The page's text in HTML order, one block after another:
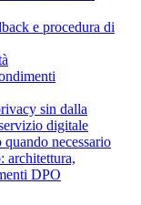
e procedura di
sin dalla
digitale
necessario
architettura,
DPO